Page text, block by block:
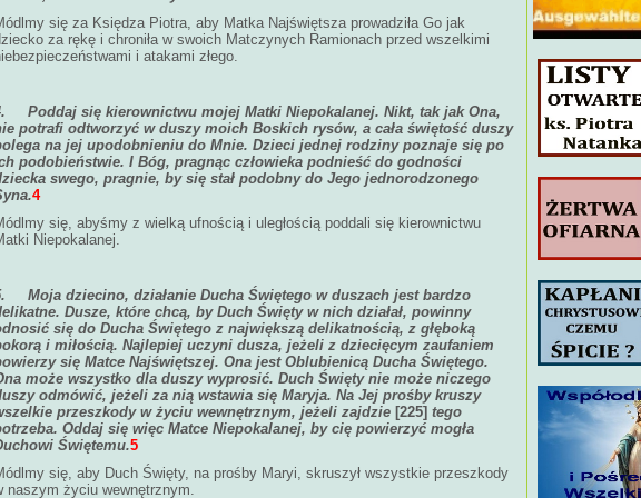
się za Księdza Piotra, aby Matka Najświętsza prowadziła Go jak
za rękę i chroniła w swoich Matczynych Ramionach przed wszelkimi
i atakami złego.
Poddaj się kierownictwu mojej Matki Niepokalanej. Nikt, tak jak Ona,
potrafi odtworzyć w duszy moich Boskich rysów, a cała świętość duszy
na jej upodobnieniu do Mnie. Dzieci jednej rodziny poznaje się po
podobieństwie. I Bóg, pragnąc człowieka podnieść do godności
swego, pragnie, by się stał podobny do Jego jednorodzonego
4
się, abyśmy z wielką ufnością i uległością poddali się kierownictwu
Niepokalanej.
Moja dziecino, działanie Ducha Świętego w duszach jest bardzo
Dusze, które chcą, by Duch Święty w nich działał, powinny
się do Ducha Świętego z największą delikatnością, z głęboką
i miłością. Najlepiej uczyni dusza, jeżeli z dziecięcym zaufaniem
się Matce Najświętszej. Ona jest Oblubienicą Ducha Świętego.
może wszystko dla duszy wyprosić. Duch Święty nie może niczego
odmówić, jeżeli za nią wstawia się Maryja. Na Jej prośby kruszy
przeszkody w życiu wewnętrznym, jeżeli zajdzie [225] tego
Oddaj się więc Matce Niepokalanej, by cię powierzyć mogła
Świętemu.5
się, aby Duch Święty, na prośby Maryi, skruszył wszystkie przeszkody
naszym życiu wewnętrznym.